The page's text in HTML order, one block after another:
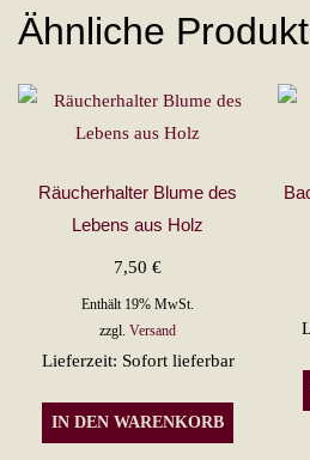
Ähnliche
Räucherhalter Blume des
Lebens aus Holz
7,50€
Enthält 19% MwSt.
zzgl.Versand
Lieferzeit: Sofort lieferbar
IN DEN WARENKORB